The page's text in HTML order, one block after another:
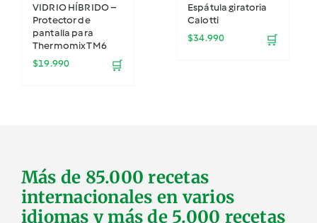
VIDRIO HÍBRIDO –
Protector de
pantalla para
Thermomix TM6
$19.990 🛒
Espátula giratoria
Calotti
$34.990 🛒
Más de 85.000 recetas
internacionales en varios
idiomas y más de 5.000 recetas